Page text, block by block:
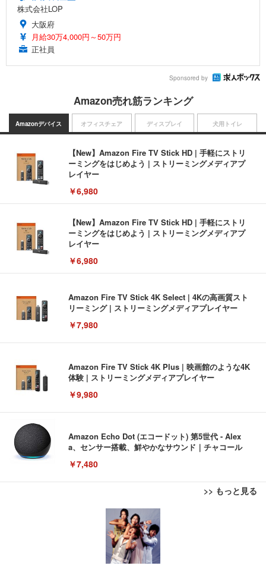
株式会社LOP
大阪府
月給30万4,000円～50万円
正社員
Sponsored by
Amazon売れ筋ランキング
Amazonデバイス
【New】Amazon Fire TV Stick HD | 手軽にストリ
ーミングをはじめよう | ストリーミングメディアプ
レイヤー
￥6,980
【New】Amazon Fire TV Stick HD | 手軽にストリ
ーミングをはじめよう | ストリーミングメディアプ
レイヤー
￥6,980
Amazon Fire TV Stick 4K Select | 4Kの高画質スト
リーミング | ストリーミングメディアプレイヤー
￥7,980
Amazon Fire TV Stick 4K Plus | 映画館のような4K
体験 | ストリーミングメディアプレイヤー
￥9,980
Amazon Echo Dot (エコードット) 第5世代 - Alex
a、センサー搭載、鮮やかなサウンド｜チャコール
￥7,480
>> もっと見る
オフィスチェア
[EdoErgo] オフィスチェア 椅子 テレワーク 疲れな
い 跳ね上げ式アームレスト コンパクト 約105度ロッ
キング pc 事務椅子 360度回転 座面昇降 強化ナイロ
ン樹脂ベース 通気性メッシュ 在宅ワーク H-WY01
(黒網+黒枠+黒足)
ディスプレイ
EIZO ビジネス向けプレミアムモニター | FlexScan
EV3240X-WT | 31.5型4K UHD・USB Type-C・ホワ
￥105,595
犬用トイレ
Amazonベーシック ペットシーツ 薄型 レギュラー 1
回使い捨て 無香料 ホワイト 300枚